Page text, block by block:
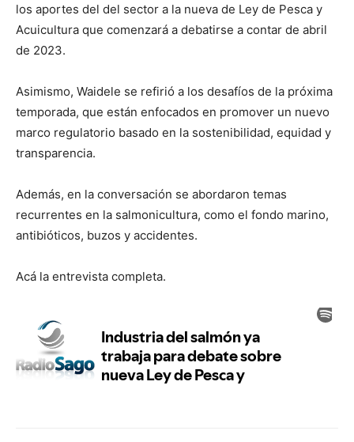
los aportes del del sector a la nueva de Ley de Pesca y
Acuicultura que comenzará a debatirse a contar de abril
de 2023.
Asimismo, Waidele se refirió a los desafíos de la próxima
temporada, que están enfocados en promover un nuevo
marco regulatorio basado en la sostenibilidad, equidad y
transparencia.
Además, en la conversación se abordaron temas
recurrentes en la salmonicultura, como el fondo marino,
antibióticos, buzos y accidentes.
Acá la entrevista completa.